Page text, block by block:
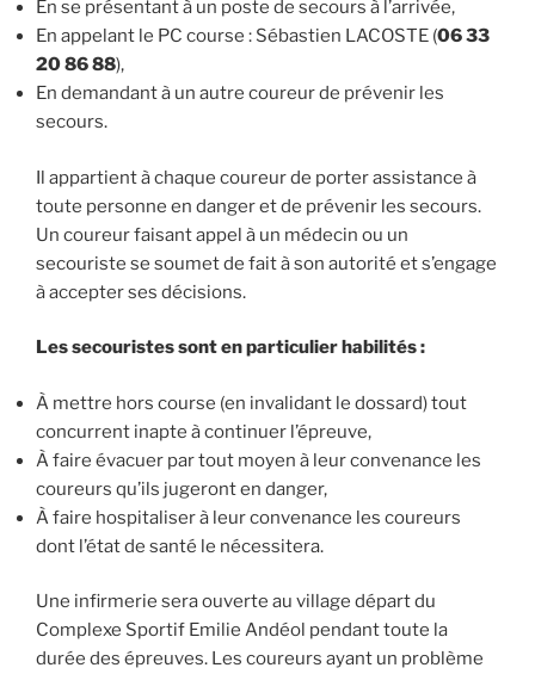
En se présentant à un poste de secours à l’arrivée,
En appelant le PC course : Sébastien LACOSTE (06 33
20 86 88),
En demandant à un autre coureur de prévenir les
secours.
Il appartient à chaque coureur de porter assistance à
toute personne en danger et de prévenir les secours.
Un coureur faisant appel à un médecin ou un
secouriste se soumet de fait à son autorité et s’engage
à accepter ses décisions.
Les secouristes sont en particulier habilités :
À mettre hors course (en invalidant le dossard) tout
concurrent inapte à continuer l’épreuve,
À faire évacuer par tout moyen à leur convenance les
coureurs qu’ils jugeront en danger,
À faire hospitaliser à leur convenance les coureurs
dont l’état de santé le nécessitera.
Une infirmerie sera ouverte au village départ du
Complexe Sportif Emilie Andéol pendant toute la
durée des épreuves. Les coureurs ayant un problème